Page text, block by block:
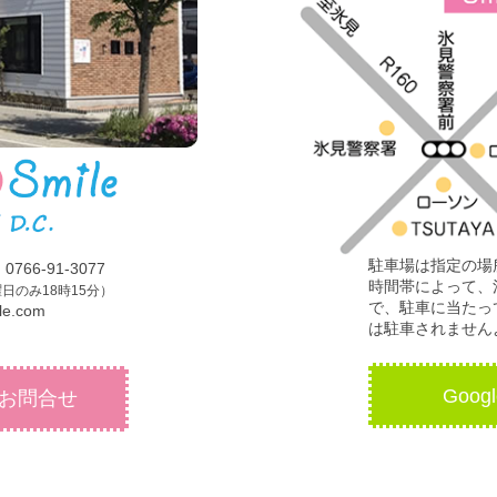
91-3077
のみ18時15分）
問合せ
駐車場は指定の
時間帯によって
で、駐車に当た
は駐車されませ